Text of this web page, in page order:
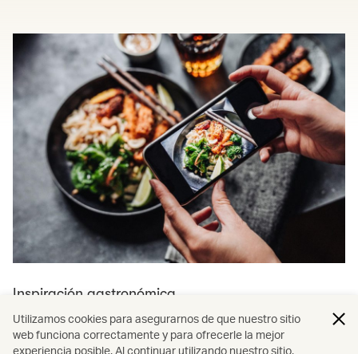
Inspiración gastronómica
Descubre más restaurantes y viajes
Utilizamos cookies para asegurarnos de que nuestro sitio
web funciona correctamente y para ofrecerle la mejor
experiencia posible. Al continuar utilizando nuestro sitio,